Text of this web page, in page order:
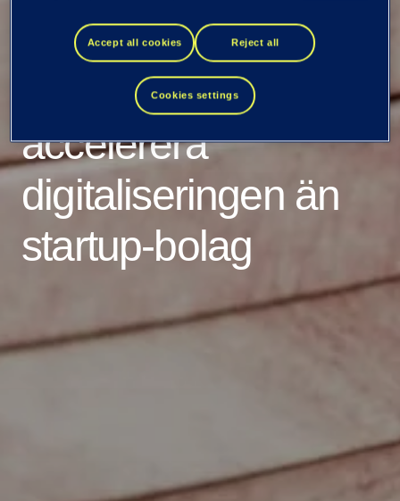
Etablerade företag
bättre på att
accelerera
digitaliseringen än
startup-bolag
Accept all cookies Reject all
Cookies settings